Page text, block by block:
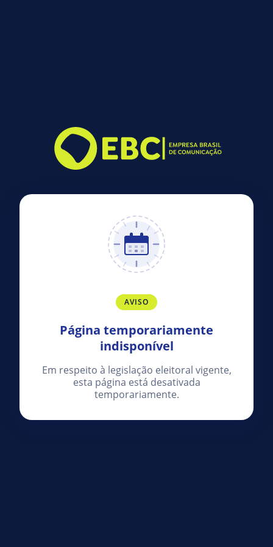
AVISO
Página temporariamente
indisponível
Em respeito à legislação eleitoral vigente,
esta página está desativada
temporariamente.